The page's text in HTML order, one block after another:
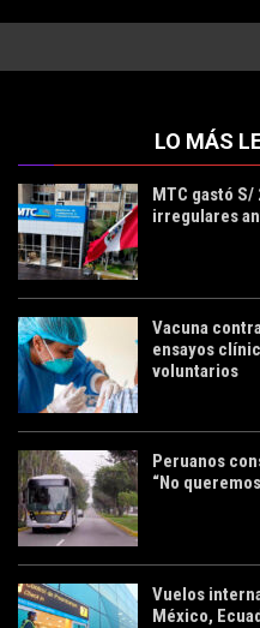
LO MÁS
MTC gastó
irregulares
Vacuna
ensayos
voluntarios
Peruanos
“No
Vuelos
México,